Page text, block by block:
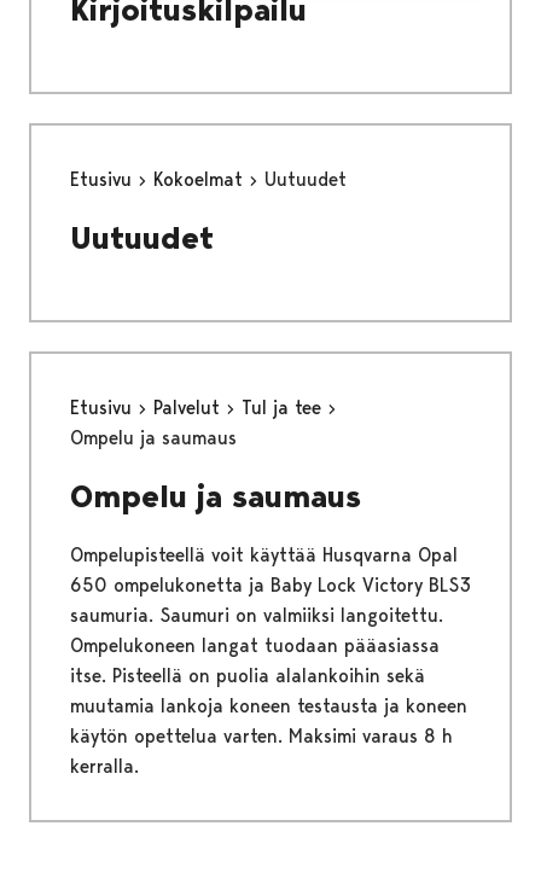
Kirjoituskilpailu
Etusivu Kokoelmat Uutuudet
Uutuudet
Etusivu Palvelut
Tul ja tee
Ompelu ja saumaus
Ompelu ja saumaus
Ompelupisteellä voit käyttää Husqvarna Opal
650 ompelukonetta ja Baby Lock Victory BLS3
saumuria. Saumuri on valmiiksi langoitettu.
Ompelukoneen langat tuodaan pääasiassa
itse. Pisteellä on puolia alalankoihin sekä
muutamia lankoja koneen testausta ja koneen
käytön opettelua varten. Maksimi varaus 8 h
kerralla.